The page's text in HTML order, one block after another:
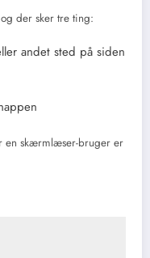
der sker tre ting:
andet sted på siden
en skærmlæser-bruger er